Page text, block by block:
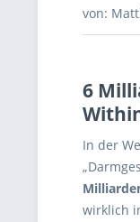
von:
6
In der
wirklich